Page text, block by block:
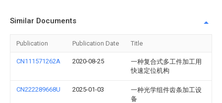
Similar Documents
Publication Publication Date Title
CN111571262A 2020-08-25
一种复合式多工件加工用
快速定位机构
CN222289668U 2025-01-03
一种光学组件齿条加工设
备